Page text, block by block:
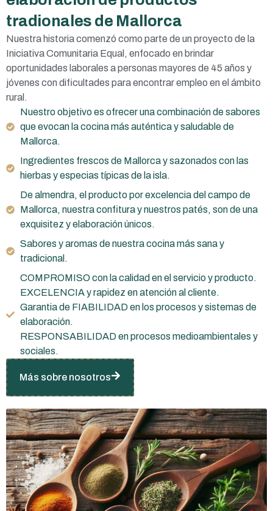
tradionales de Mallorca
Nuestra historia comenzó como parte de un proyecto de la
Iniciativa Comunitaria Equal, enfocado en brindar
oportunidades laborales a personas mayores de 45 años y
jóvenes con dificultades para encontrar empleo en el ámbito
rural.
Nuestro objetivo es ofrecer una combinación de sabores
que evocan la cocina más auténtica y saludable de
Mallorca.
Ingredientes frescos de Mallorca y sazonados con las
hierbas y especias típicas de la isla.
De almendra, el producto por excelencia del campo de
Mallorca, nuestra confitura y nuestros patés, son de una
exquisitez y elaboración únicos.
Sabores y aromas de nuestra cocina más sana y
tradicional.
COMPROMISO con la calidad en el servicio y producto.
EXCELENCIA y rapidez en atención al cliente.
Garantia de FIABILIDAD en los procesos y sistemas de
elaboración.
RESPONSABILIDAD en procesos medioambientales y
sociales.
Más sobre nosotros